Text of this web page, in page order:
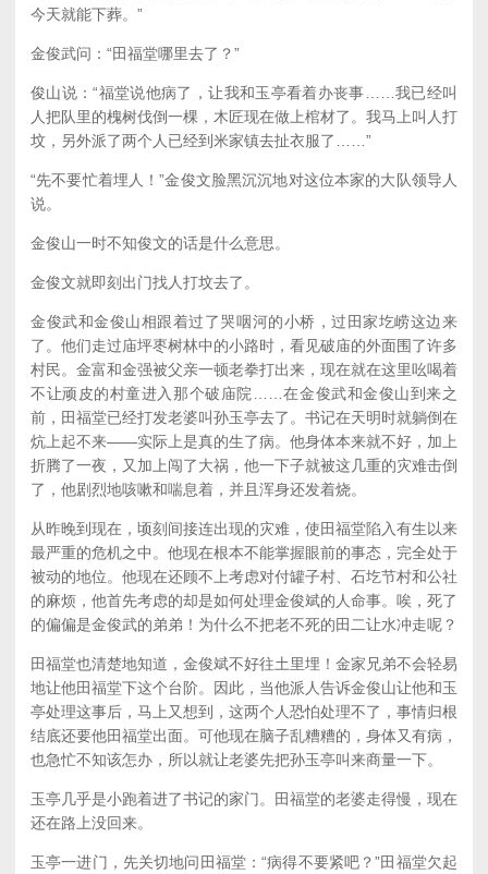
今天就能下葬。”
金俊武问：“田福堂哪里去了？”
俊山说：“福堂说他病了，让我和玉亭看着办丧事……我已经叫
人把队里的槐树伐倒一棵，木匠现在做上棺材了。我马上叫人打
坟，另外派了两个人已经到米家镇去扯衣服了……”
“先不要忙着埋人！”金俊文脸黑沉沉地对这位本家的大队领导人
说。
金俊山一时不知俊文的话是什么意思。
金俊文就即刻出门找人打坟去了。
金俊武和金俊山相跟着过了哭咽河的小桥，过田家圪崂这边来
了。他们走过庙坪枣树林中的小路时，看见破庙的外面围了许多
村民。金富和金强被父亲一顿老拳打出来，现在就在这里吆喝着
不让顽皮的村童进入那个破庙院……在金俊武和金俊山到来之
前，田福堂已经打发老婆叫孙玉亭去了。书记在天明时就躺倒在
炕上起不来——实际上是真的生了病。他身体本来就不好，加上
折腾了一夜，又加上闯了大祸，他一下子就被这几重的灾难击倒
了，他剧烈地咳嗽和喘息着，并且浑身还发着烧。
从昨晚到现在，顷刻间接连出现的灾难，使田福堂陷入有生以来
最严重的危机之中。他现在根本不能掌握眼前的事态，完全处于
被动的地位。他现在还顾不上考虑对付罐子村、石圪节村和公社
的麻烦，他首先考虑的却是如何处理金俊斌的人命事。唉，死了
的偏偏是金俊武的弟弟！为什么不把老不死的田二让水冲走呢？
田福堂也清楚地知道，金俊斌不好往土里埋！金家兄弟不会轻易
地让他田福堂下这个台阶。因此，当他派人告诉金俊山让他和玉
亭处理这事后，马上又想到，这两个人恐怕处理不了，事情归根
结底还要他田福堂出面。可他现在脑子乱糟糟的，身体又有病，
也急忙不知该怎办，所以就让老婆先把孙玉亭叫来商量一下。
玉亭几乎是小跑着进了书记的家门。田福堂的老婆走得慢，现在
还在路上没回来。
玉亭一进门，先关切地问田福堂：“病得不要紧吧？”田福堂欠起